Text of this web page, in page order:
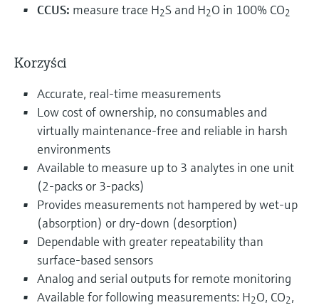
CCUS: measure trace H2S and H2O in 100% CO2
Korzyści
Accurate, real-time measurements
Low cost of ownership, no consumables and
virtually maintenance-free and reliable in harsh
environments
Available to measure up to 3 analytes in one unit
(2-packs or 3-packs)
Provides measurements not hampered by wet-up
(absorption) or dry-down (desorption)
Dependable with greater repeatability than
surface-based sensors
Analog and serial outputs for remote monitoring
Available for following measurements: H2O, CO2,